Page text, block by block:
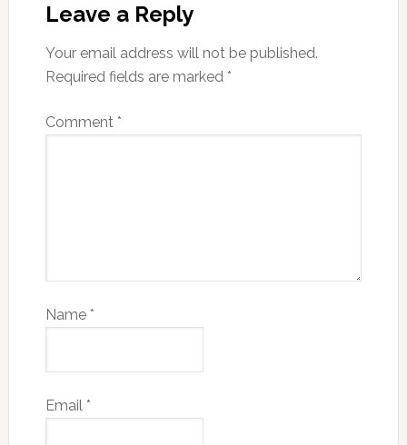
Leave a Reply
Your email address will not be published.
Required fields are marked *
Comment *
Name *
Email *